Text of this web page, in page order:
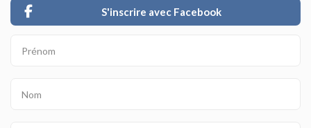
S'inscrire avec Facebook